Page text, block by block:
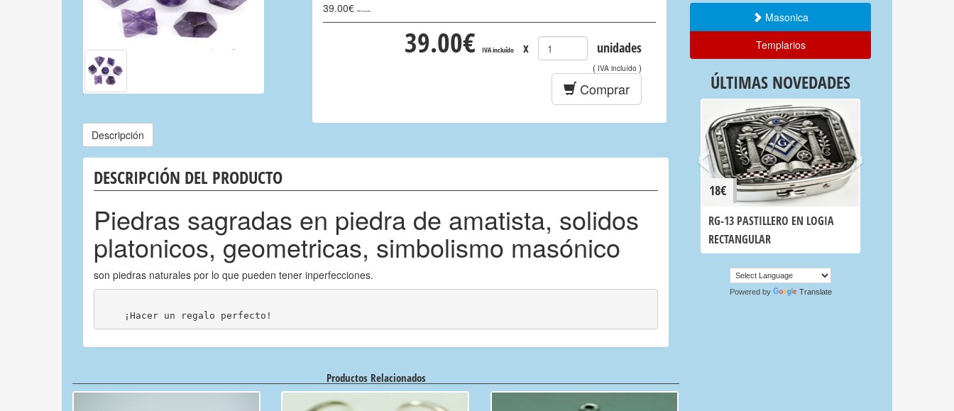
39.00€ IVA incluído
39.00€ IVA incluído x unidades
( IVA incluído)
Comprar
Descripción
DESCRIPCIÓN DEL PRODUCTO
Piedras sagradas en piedra de amatista, solidos
platonicos, geometricas, simbolismo masónico
son piedras naturales por lo que pueden tener inperfecciones.
    ¡Hacer un regalo perfecto!
Productos Relacionados
Masonica
Templarios
ÚLTIMAS NOVEDADES
18€
RG-13 PASTILLERO EN LOGIA
RECTANGULAR
‹ ›
Powered by Translate